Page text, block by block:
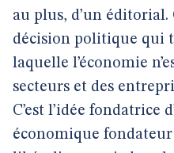
au plus, d’un éditorial.
décision politique qui
laquelle l’économie
secteurs et des
C’est l’idée fondatrice
économique fondateur